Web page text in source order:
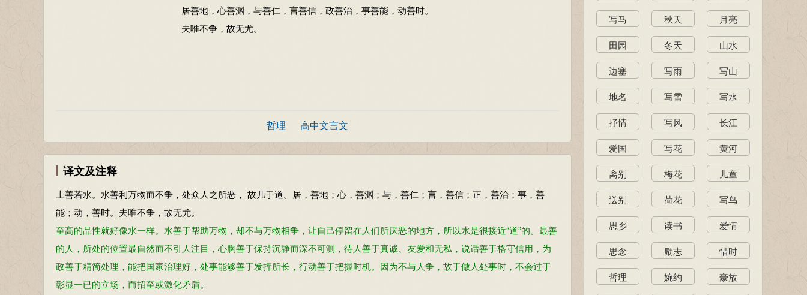
居善地，心善渊，与善仁，言善信，政善治，事善能，动善时。
夫唯不争，故无尤。
哲理 高中文言文
译文及注释
上善若水。水善利万物而不争，处众人之所恶， 故几于道。居，善地；心，善渊；与，善仁；言，善信；正，善治；事，善
能；动，善时。夫唯不争，故无尤。
至高的品性就好像水一样。水善于帮助万物，却不与万物相争，让自己停留在人们所厌恶的地方，所以水是很接近“道”的。最善
的人，所处的位置最自然而不引人注目，心胸善于保持沉静而深不可测，待人善于真诚、友爱和无私，说话善于格守信用，为
政善于精简处理，能把国家治理好，处事能够善于发挥所长，行动善于把握时机。因为不与人争，故于做人处事时，不会过于
彰显一已的立场，而招至或激化矛盾。
写马 秋天 月亮
田园 冬天 山水
边塞 写雨 写山
地名 写雪 写水
抒情 写风 长江
爱国 写花 黄河
离别 梅花 儿童
送别 荷花 写鸟
思乡 读书 爱情
思念 励志 惜时
哲理 婉约 豪放